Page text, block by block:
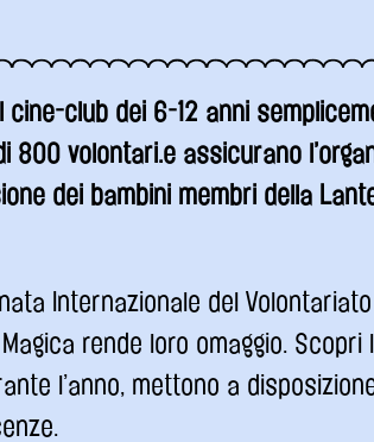
cine-club dei 6-12 anni
800 volontari.e assicurano
dei bambini membri della
Internazionale del
rende loro omaggio.
l’anno, mettono a